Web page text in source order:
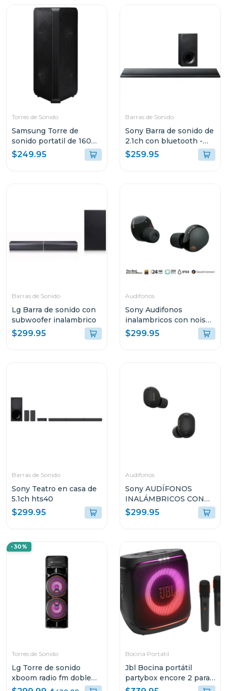
Torres de Sonido
Samsung Torre de
sonido portatil de 160w
mxst40b
$249.95
Barras de Sonido
Sony Barra de sonido de
2.1ch con bluetooth -
nfc htct3
$259.95
Barras de Sonido
Lg Barra de sonido con
subwoofer inalambrico
$299.95
Audifonos
Sony Audifonos
inalambricos con noise
cancelling wf1000xm5
negro
$299.95
Barras de Sonido
Sony Teatro en casa de
5.1ch hts40
$299.95
Audifonos
Sony AUDÍFONOS
INALÁMBRICOS CON
NOISE CANCELLING
XM6BZ
$299.95
-30%
Torres de Sonido
Lg Torre de sonido
xboom radio fm doble
woofer multi bluetooth
Bocina Portatil
Jbl Bocina portátil
partybox encore 2 para
karaoke